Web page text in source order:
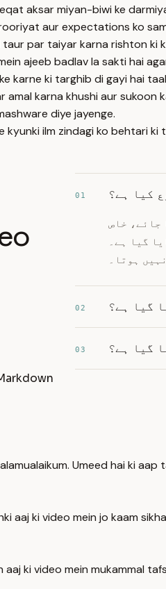
aksar miyan-biwi ke
aur expectations ko
par taiyar karna rishton ki
ajeeb badlav la sakti hai
karne ki targhib di gayi hai
amal karna khushi aur sukoon
diye jayenge.
kyunki ilm zindagi ko behtari ki
01 کیا ہے؟
جائے، خاص
گیا ہے۔
ہوتا۔
02 گیا ہے؟
03 گیا ہے؟
Umeed hai ki
aaj ki video mein jo kaam
ki video mein mukammal